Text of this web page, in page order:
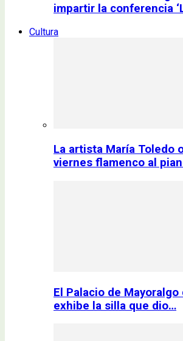
impartir la conferencia
Cultura
La artista María Toledo
viernes flamenco al
El Palacio de Mayoralgo
exhibe la silla que dio…